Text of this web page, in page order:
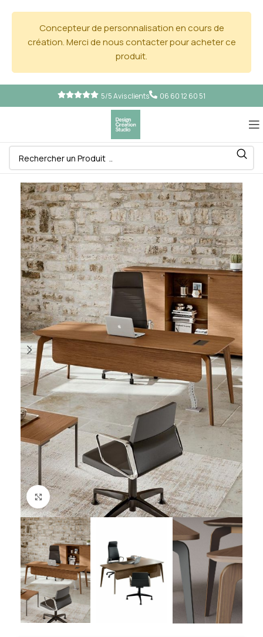
Concepteur de personnalisation en cours de
création. Merci de nous contacter pour acheter ce
produit.
5/5 Avis clients 06 60 12 60 51
Cliquez pour agrandir